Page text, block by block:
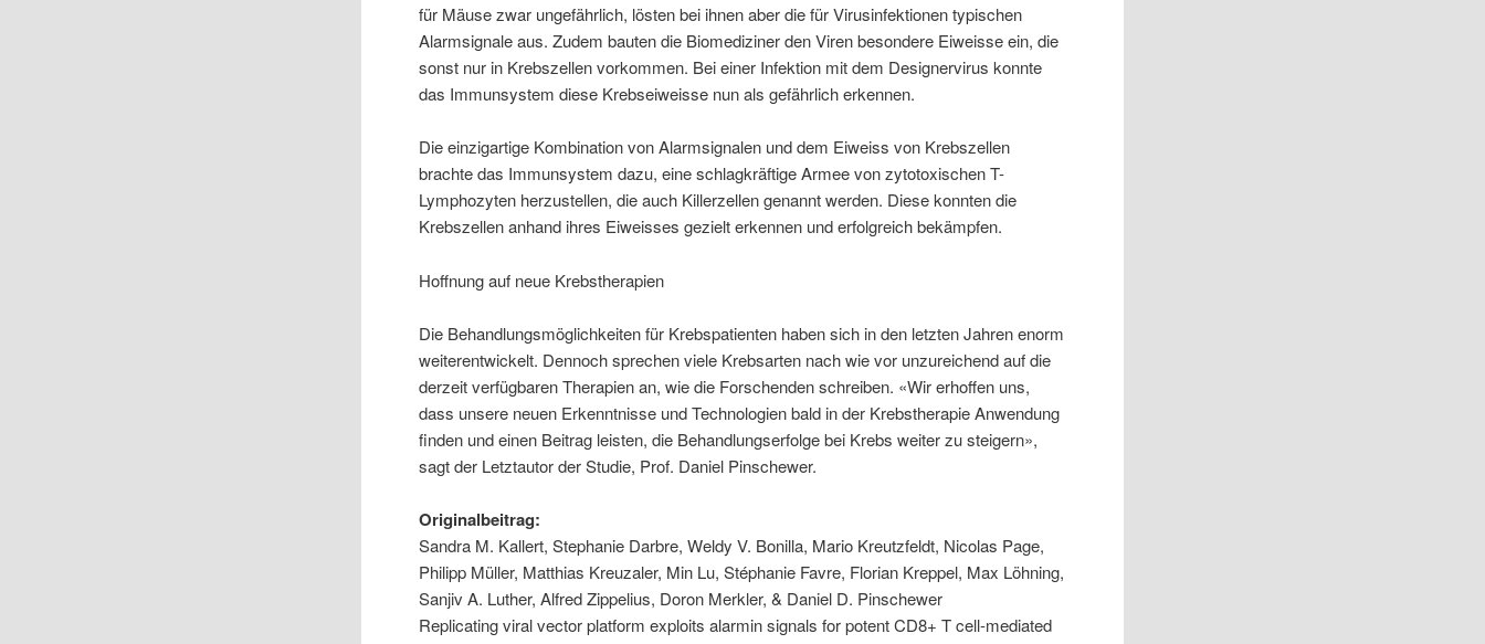
für Mäuse zwar ungefährlich, lösten bei ihnen aber die für Virusinfektionen typischen
Alarmsignale aus. Zudem bauten die Biomediziner den Viren besondere Eiweisse ein, die
sonst nur in Krebszellen vorkommen. Bei einer Infektion mit dem Designervirus konnte
das Immunsystem diese Krebseiweisse nun als gefährlich erkennen.
Die einzigartige Kombination von Alarmsignalen und dem Eiweiss von Krebszellen
brachte das Immunsystem dazu, eine schlagkräftige Armee von zytotoxischen T-
Lymphozyten herzustellen, die auch Killerzellen genannt werden. Diese konnten die
Krebszellen anhand ihres Eiweisses gezielt erkennen und erfolgreich bekämpfen.
Hoffnung auf neue Krebstherapien
Die Behandlungsmöglichkeiten für Krebspatienten haben sich in den letzten Jahren enorm
weiterentwickelt. Dennoch sprechen viele Krebsarten nach wie vor unzureichend auf die
derzeit verfügbaren Therapien an, wie die Forschenden schreiben. «Wir erhoffen uns,
dass unsere neuen Erkenntnisse und Technologien bald in der Krebstherapie Anwendung
finden und einen Beitrag leisten, die Behandlungserfolge bei Krebs weiter zu steigern»,
sagt der Letztautor der Studie, Prof. Daniel Pinschewer.
Originalbeitrag:
Sandra M. Kallert, Stephanie Darbre, Weldy V. Bonilla, Mario Kreutzfeldt, Nicolas Page,
Philipp Müller, Matthias Kreuzaler, Min Lu, Stéphanie Favre, Florian Kreppel, Max Löhning,
Sanjiv A. Luther, Alfred Zippelius, Doron Merkler, & Daniel D. Pinschewer
Replicating viral vector platform exploits alarmin signals for potent CD8+ T cell-mediated